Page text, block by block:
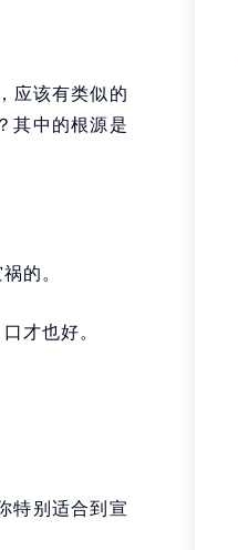
应该有类似的
其中的根源是
的。
才也好。
特别适合到宣